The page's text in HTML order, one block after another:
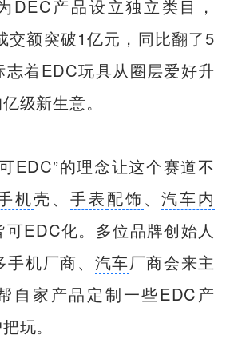
DEC产品设立独立类目，
交额突破1亿元，同比翻了5
志着EDC玩具从圈层爱好升
级新生意。
EDC”的理念让这个赛道不
机壳、 手表配饰 、汽车内
可EDC化。多位品牌创始人
机厂商、 汽车厂商会来主
自家产品定制一些EDC产
玩。